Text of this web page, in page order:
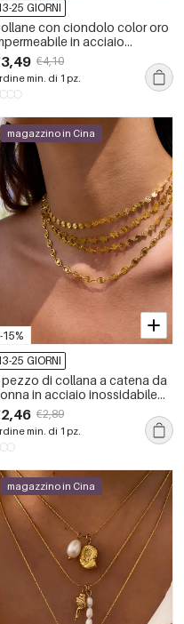
25 GIORNI
con ciondolo color oro
in acciaio
con conchiglia da
pezzo
€4,10
min. di 1 pz.
-15%
magazzino in Cina
25 GIORNI
pezzo di collana a catena da
in acciaio inossidabile
conchiglia classica,
color oro
€2,89
min. di 1 pz.
magazzino in Cina